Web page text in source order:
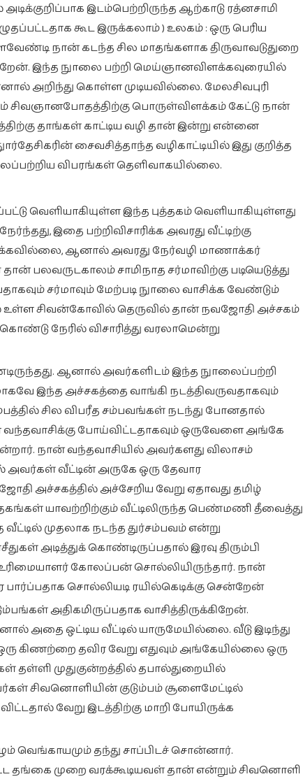
இடம்பெற்றிருந்த ஆற்காடு ரத்னசாமி
கூட இருக்கலாம் ) உலகம் : ஒரு பெரிய
நான் கடந்த சில மாதங்களாக திருவாவடுதுறை
இந்த நுாலை பற்றி மெய்ஞானவிளக்கவுரையில்
அறிந்து கொள்ள முடியவில்லை. மேலசிவபுரி
சிவஞானபோதத்திற்கு பொருள்விளக்கம் கேட்டு நான்
தாங்கள் காட்டிய வழி தான் இன்று என்னை
சைவசித்தாந்த வழிகாட்டியில் இது குறித்த
விபரங்கள் தெளிவாகயில்லை.
வெளியாகியுள்ள இந்த புத்தகம் வெளியாகியுள்ளது
இதை பற்றிவிசாரிக்க அவரது வீட்டிற்கு
ஆனால் அவரது நேர்வழி மாணாக்கர்
பலவருடகாலம் சாமிநாத சர்மாவிற்கு படியெடுத்து
சர்மாவும் மேற்படி நுாலை வாசிக்க வேண்டும்
உள்ள சிவன்கோவில் தெருவில் தான் நவஜோதி அச்சகம்
நேரில் விசாரித்து வரலாமென்று
ஆனால் அவர்களிடம் இந்த நுாலைப்பற்றி
இந்த அச்சகத்தை வாங்கி நடத்திவருவதாகவும்
சில விபரீத சம்பவங்கள் நடந்து போனதால்
போய்விட்டதாகவும் ஒருவேளை அங்கே
நான் வந்தவாசியில் அவர்களது விலாசம்
வீட்டின் அருகே ஒரு தேவார
அச்சகத்தில் அச்சேறிய வேறு ஏதாவது தமிழ்
யாவற்றிற்கும் வீட்டிலிருந்த பெண்மணி தீவைத்து
முதலாக நடந்த துர்சம்பவம் என்று
அடித்துக் கொண்டிருப்பதால் இரவு திரும்பி
கோலப்பன் சொல்லியிருந்தார். நான்
பார்ப்பதாக சொல்லியடி ரயில்கெடிக்கு சென்றேன்
அதிகமிருப்பதாக வாசித்திருக்கிறேன்.
அதை ஒட்டிய வீட்டில் யாருமேயில்லை. வீடு இடிந்து
ஒரு கிணற்றை தவிர வேறு எதுவும் அங்கேயில்லை ஒரு
தள்ளி முதுகுன்றத்தில் தபால்துறையில்
சிவனொளியின் குடும்பம் சூளைமேட்டில்
வேறு இடத்திற்கு மாறி போயிருக்க
வெங்காயமும் தந்து சாப்பிடச் சொன்னார்.
தங்கை முறை வரக்கூடியவள் தான் என்றும் சிவனொளி